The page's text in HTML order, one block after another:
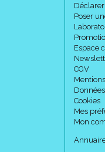
Poser
Espace
CGV
Cookies
Mes
Mon